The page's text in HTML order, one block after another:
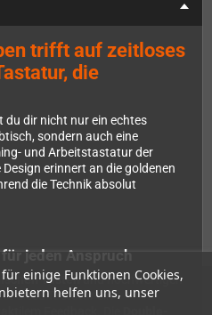
einige Funktionen Cookies,
helfen uns, unser
trifft auf zeitloses
die
du dir nicht nur ein echtes
sondern auch eine
und Arbeitstastatur der
erinnert an die goldenen
die Technik absolut
jeden Anspruch
Tastenund hochwertigen
diese Tastatur ein
Feedback. Die